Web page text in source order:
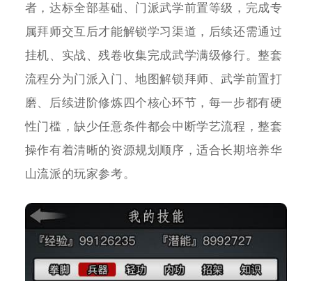
者，达标全部基础、门派武学前置等级，完成专
属拜师交互后才能解锁学习渠道，后续还需通过
挂机、实战、残卷收集完成武学满级修行。整套
流程分为门派入门、地图解锁拜师、武学前置打
磨、后续进阶修炼四个核心环节，每一步都有硬
性门槛，缺少任意条件都会中断学艺流程，整套
操作有着清晰的资源规划顺序，适合长期培养华
山流派的玩家参考。